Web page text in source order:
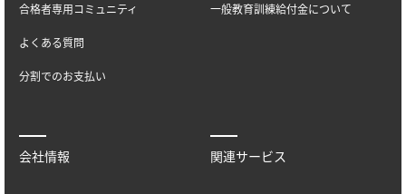
合格者専用コミュニティ
よくある質問
分割でのお支払い
一般教育訓練給付金について
会社情報 関連サービス